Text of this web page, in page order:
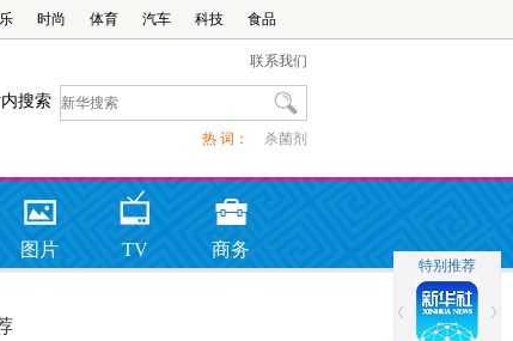
时尚 体育 汽车 科技 食品
联系我们
搜索
热 词： 杀菌剂
图片 TV 商务